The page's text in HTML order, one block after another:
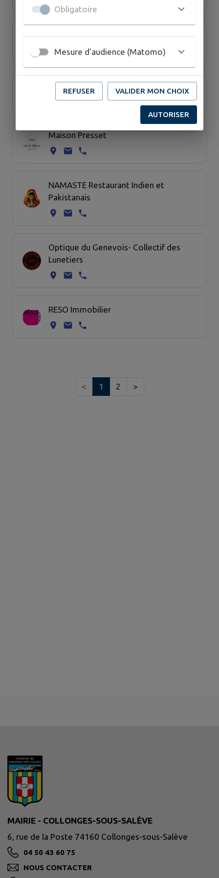
Ma voisine cuisine
Maison de la Presse - ARMALURA
Maison Presset
NAMASTE Restaurant Indien et
Pakistanais
Optique du Genevois- Collectif des
Lunetiers
RESO Immobilier
< 1 2 >
MAIRIE - COLLONGES-SOUS-SALÈVE
6, rue de la Poste 74160 Collonges-sous-Salève
04 50 43 60 75
NOUS CONTACTER
Obligatoire
Mesure d'audience (Matomo)
REFUSER VALIDER MON CHOIX
AUTORISER